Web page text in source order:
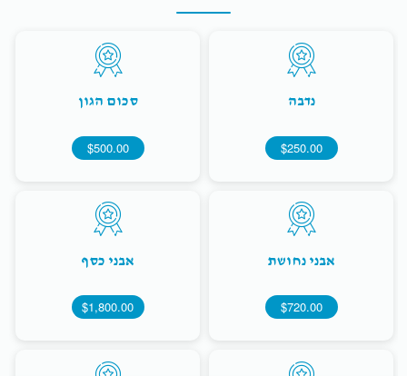
נדבה
$250.00
סכום הגון
$500.00
אבני נחושת
$720.00
אבני כסף
$1,800.00